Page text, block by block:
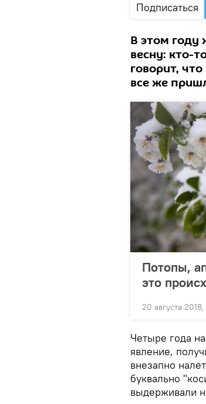
Подписаться
В этом году
весну: кто-
говорит,
все же
Потопы,
это
20 августа
Четыре года
явление,
внезапно
буквально
выдерживали